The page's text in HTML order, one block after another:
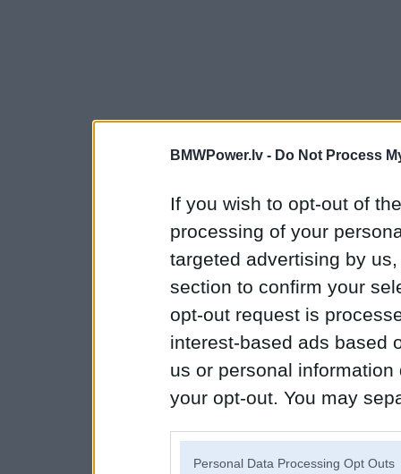
BMWPower.lv - Do Not Process
If you wish to opt-out of
processing of your
targeted advertising by
section to confirm your
opt-out request is
interest-based ads based
us or personal
your opt-out. You may
Personal Data Processing Opt Outs